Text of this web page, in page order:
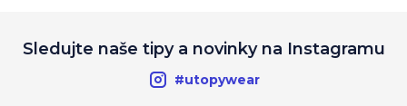
Sledujte naše tipy a novinky na Instagramu
#utopywear